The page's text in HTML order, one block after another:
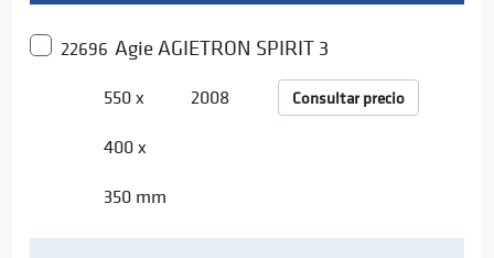
22696 Agie AGIETRON SPIRIT 3
550 x
400 x
350 mm
2008 Consultar precio